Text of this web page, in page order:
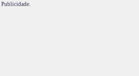
Publicidade.